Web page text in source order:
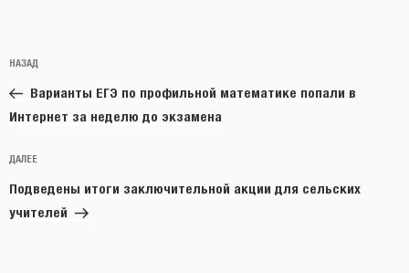
по
записям
Предыдущая
запись:
НАЗАД
Варианты ЕГЭ по профильной математике попали в
Интернет за неделю до экзамена
Следующая
запись
ДАЛЕЕ
Подведены итоги заключительной акции для сельских
учителей